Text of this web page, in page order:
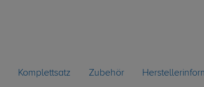
Komplettsatz Zubehör